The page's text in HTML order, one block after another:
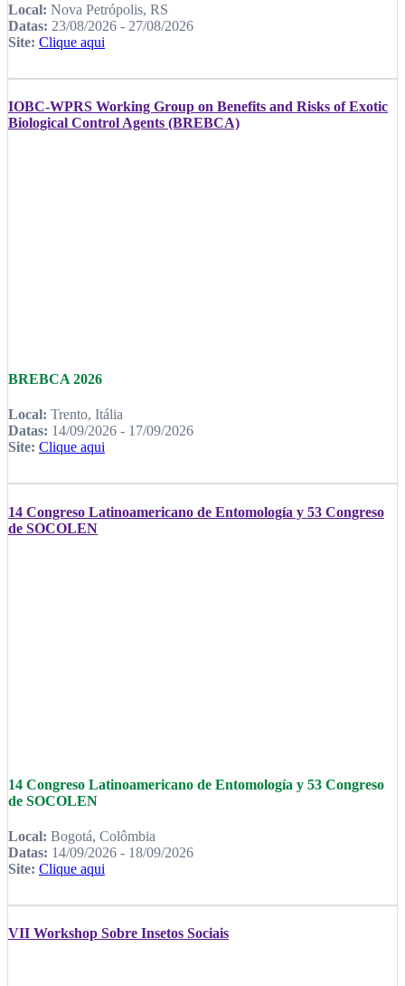
Local: Nova Petrópolis, RS
Datas: 23/08/2026 - 27/08/2026
Site: Clique aqui
IOBC-WPRS Working Group on Benefits and Risks of Exotic
Biological Control Agents (BREBCA)
BREBCA 2026
Local: Trento, Itália
Datas: 14/09/2026 - 17/09/2026
Site: Clique aqui
14 Congreso Latinoamericano de Entomología y 53 Congreso
de SOCOLEN
14 Congreso Latinoamericano de Entomología y 53 Congreso
de SOCOLEN
Local: Bogotá, Colômbia
Datas: 14/09/2026 - 18/09/2026
Site: Clique aqui
VII Workshop Sobre Insetos Sociais